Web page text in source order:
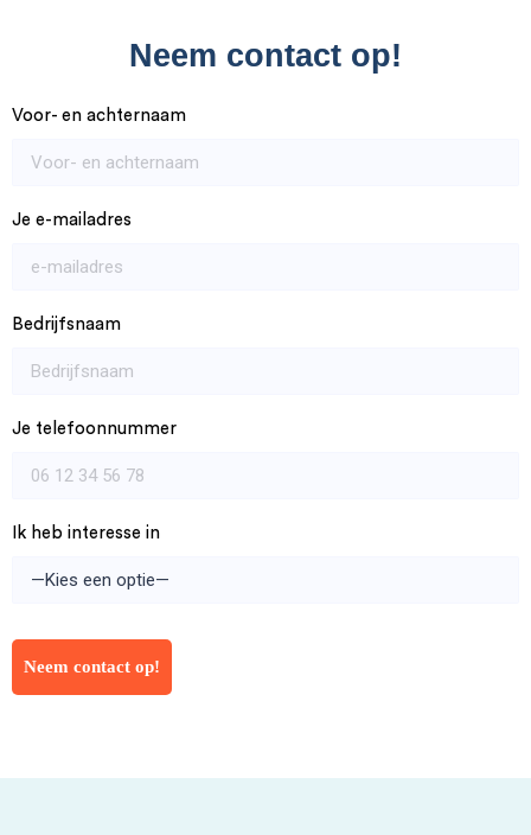
Neem contact op!
Voor- en achternaam
Je e-mailadres
Bedrijfsnaam
Je telefoonnummer
Ik heb interesse in